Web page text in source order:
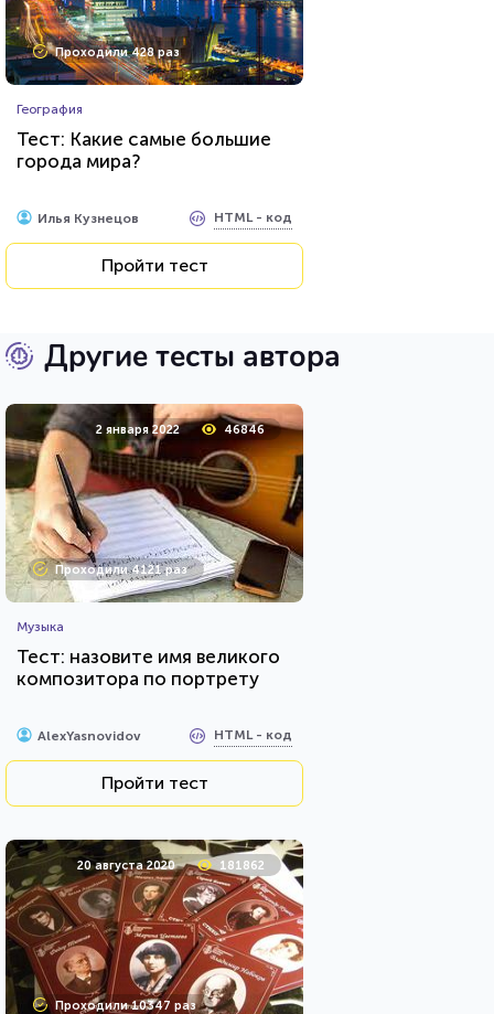
Проходили 428 раз
География
Тест: Какие самые большие
города мира?
Илья Кузнецов HTML - код
Пройти тест
Другие тесты автора
2 января 2022 46846
Проходили 4121 раз
Музыка
Тест: назовите имя великого
композитора по портрету
AlexYasnovidov HTML - код
Пройти тест
20 августа 2020 181862
Проходили 10347 раз